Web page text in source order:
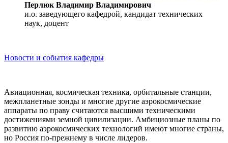
Перлюк Владимир Владимирович
и.о. заведующего кафедрой, кандидат технических
наук, доцент
Новости и события кафедры
Авиационная, космическая техника, орбитальные станции,
межпланетные зонды и многие другие аэрокосмические
аппараты по праву считаются высшими техническими
достижениями земной цивилизации. Амбициозные планы по
развитию аэрокосмических технологий имеют многие страны,
но Россия по-прежнему в числе лидеров.